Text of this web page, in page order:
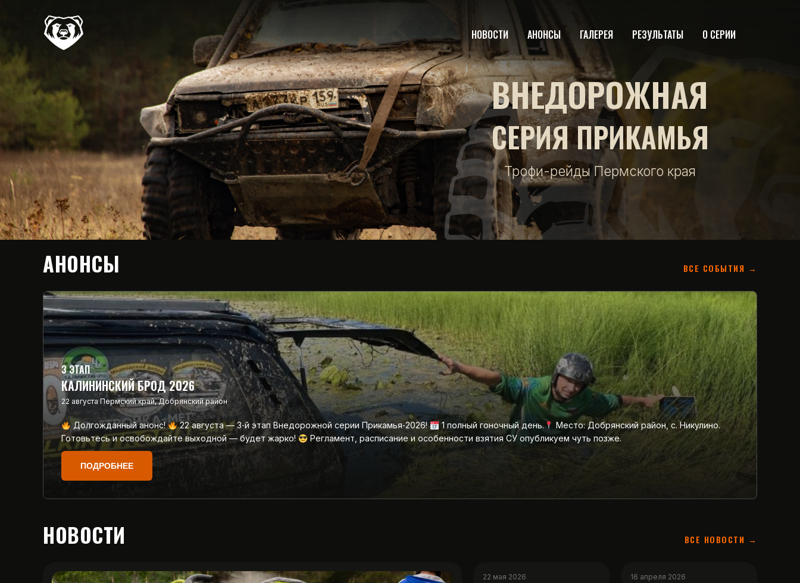
НОВОСТИ АНОНСЫ ГАЛЕРЕЯ РЕЗУЛЬТАТЫ О СЕРИИ
ВНЕДОРОЖНАЯ
СЕРИЯ ПРИКАМЬЯ
Трофи-рейды Пермского края
АНОНСЫ ВСЕ СОБЫТИЯ →
3 ЭТАП
КАЛИНИНСКИЙ БРОД 2026
22 августа Пермский край, Добрянский район
Долгожданный анонс! 22 августа — 3‑й этап Внедорожной серии Прикамья‑2026! 1 полный гоночный день.
Место: Добрянский район, с. Никулино.
Готовьтесь и освобождайте выходной — будет жарко!
Регламент, расписание и особенности взятия СУ опубликуем чуть позже.
ПОДРОБНЕЕ
НОВОСТИ ВСЕ НОВОСТИ →
22 мая 2026 16 апреля 2026